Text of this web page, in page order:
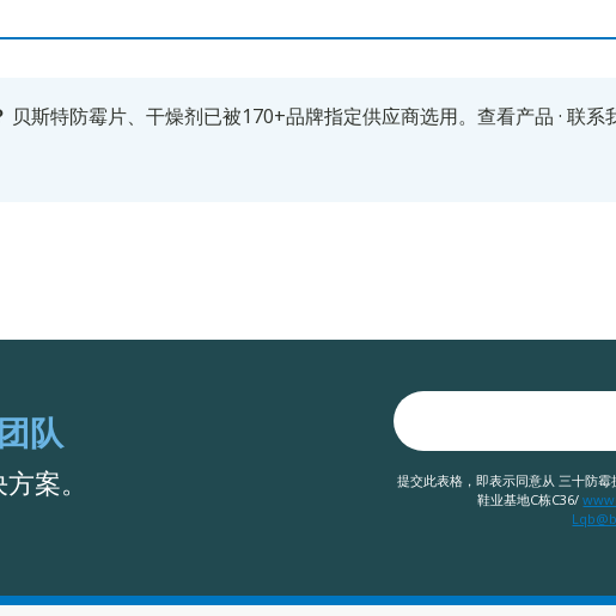
贝斯特防霉片、干燥剂已被170+品牌指定供应商选用。 查看产品 · 联系
队
案。
提交此表格，即表示同意从 三十防
鞋业基地C栋C36/